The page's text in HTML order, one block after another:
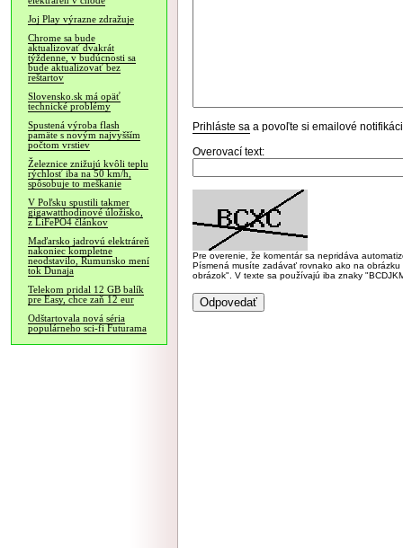
Joj Play výrazne zdražuje
Chrome sa bude
aktualizovať dvakrát
týždenne, v budúcnosti sa
bude aktualizovať bez
reštartov
Slovensko.sk má opäť
technické problémy
Spustená výroba flash
pamäte s novým najvyšším
počtom vrstiev
Železnice znižujú kvôli teplu
rýchlosť iba na 50 km/h,
spôsobuje to meškanie
V Poľsku spustili takmer
gigawatthodinové úložisko,
z LiFePO4 článkov
Maďarsko jadrovú elektráreň
nakoniec kompletne
neodstavilo, Rumunsko mení
tok Dunaja
Telekom pridal 12 GB balík
pre Easy, chce zaň 12 eur
Odštartovala nová séria
populárneho sci-fi Futurama
Prihláste sa a povoľte si emailové
Overovací text:
Pre overenie, že komentár sa nepridáva
Písmená musíte zadávať rovnako ako na
obrázok". V texte sa používajú iba znaky